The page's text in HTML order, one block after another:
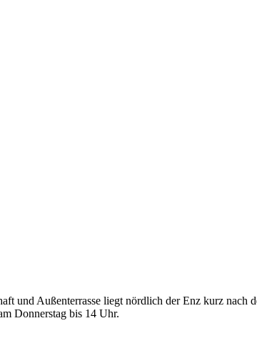
und Außenterrasse liegt nördlich der Enz kurz nach
Donnerstag bis 14 Uhr.